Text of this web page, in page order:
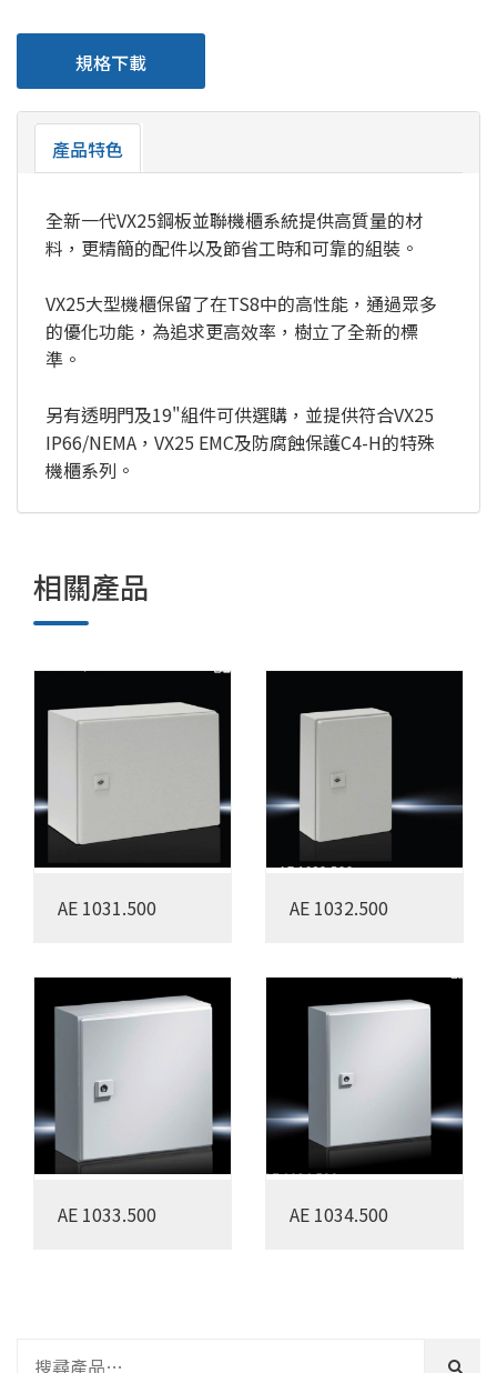
規格下載
產品特色
全新一代VX25鋼板並聯機櫃系統提供高質量的材
料，更精簡的配件以及節省工時和可靠的組裝。
VX25大型機櫃保留了在TS8中的高性能，通過眾多
的優化功能，為追求更高效率，樹立了全新的標
準。
另有透明門及19"組件可供選購，並提供符合VX25
IP66/NEMA，VX25 EMC及防腐蝕保護C4-H的特殊
機櫃系列。
相關產品
AE 1031.500 AE 1032.500
AE 1033.500 AE 1034.500